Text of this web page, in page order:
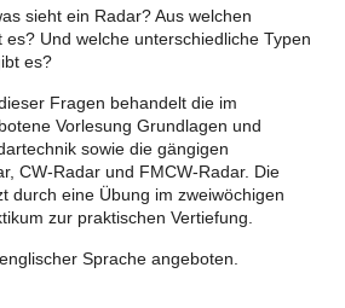
sieht ein Radar? Aus welchen
Und welche unterschiedliche Typen
es?
Fragen behandelt die im
Vorlesung Grundlagen und
sowie die gängigen
CW-Radar und FMCW-Radar. Die
durch eine Übung im zweiwöchigen
zur praktischen Vertiefung.
Sprache angeboten.